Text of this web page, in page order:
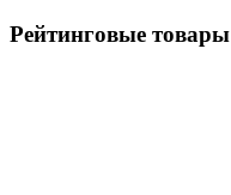
Рейтинговые товары